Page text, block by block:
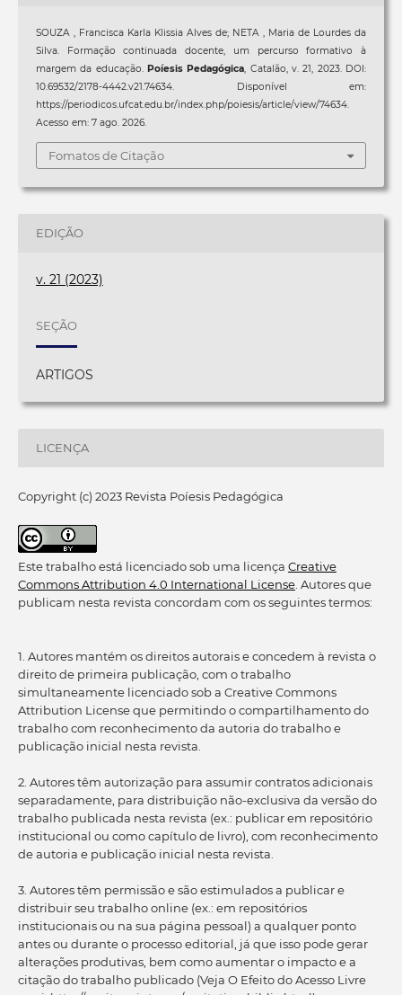
SOUZA , Francisca Karla Klissia Alves de; NETA , Maria de Lourdes da
Silva. Formação continuada docente, um percurso formativo à
margem da educação. Poíesis Pedagógica, Catalão, v. 21, 2023. DOI:
10.69532/2178-4442.v21.74634. Disponível em:
https://periodicos.ufcat.edu.br/index.php/poiesis/article/view/74634.
Acesso em: 7 ago. 2026.
Fomatos de Citação
EDIÇÃO
v. 21 (2023)
SEÇÃO
ARTIGOS
LICENÇA
Copyright (c) 2023 Revista Poíesis Pedagógica
Este trabalho está licenciado sob uma licença Creative
Commons Attribution 4.0 International License. Autores que
publicam nesta revista concordam com os seguintes termos:
1. Autores mantém os direitos autorais e concedem à revista o
direito de primeira publicação, com o trabalho
simultaneamente licenciado sob a Creative Commons
Attribution License que permitindo o compartilhamento do
trabalho com reconhecimento da autoria do trabalho e
publicação inicial nesta revista.
2. Autores têm autorização para assumir contratos adicionais
separadamente, para distribuição não-exclusiva da versão do
trabalho publicada nesta revista (ex.: publicar em repositório
institucional ou como capítulo de livro), com reconhecimento
de autoria e publicação inicial nesta revista.
3. Autores têm permissão e são estimulados a publicar e
distribuir seu trabalho online (ex.: em repositórios
institucionais ou na sua página pessoal) a qualquer ponto
antes ou durante o processo editorial, já que isso pode gerar
alterações produtivas, bem como aumentar o impacto e a
citação do trabalho publicado (Veja O Efeito do Acesso Livre